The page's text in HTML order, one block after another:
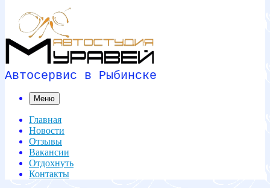
Автосервис в Рыбинске
Меню
Главная
Новости
Отзывы
Вакансии
Отдохнуть
Контакты